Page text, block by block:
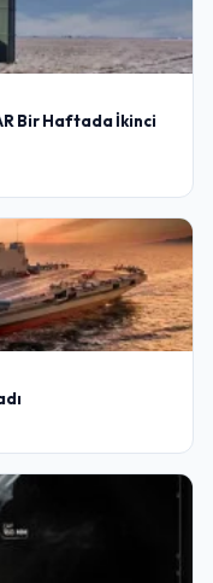
Bir Haftada İkinci
Şifremi Unuttum